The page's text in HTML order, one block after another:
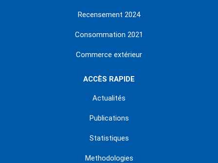
Recensement 2024
Consommation 2021
Commerce extérieur
ACCÈS RAPIDE
Actualités
Publications
Statistiques
Methodologies